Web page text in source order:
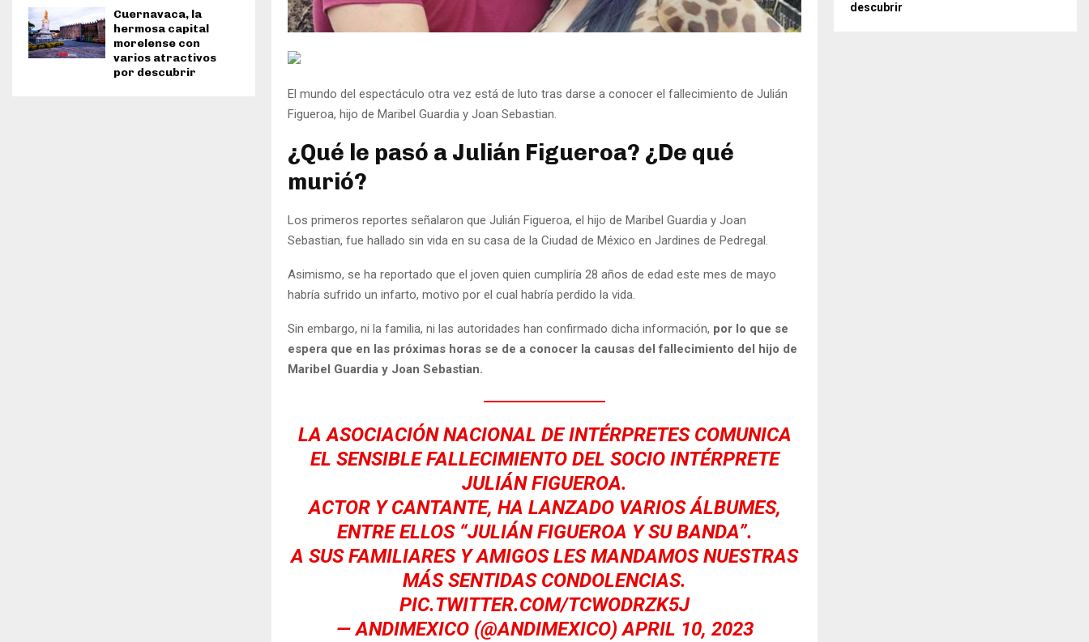
El mundo del espectáculo otra vez está de luto tras darse a conocer el fallecimiento de Julián
Figueroa, hijo de Maribel Guardia y Joan Sebastian.
¿Qué le pasó a Julián Figueroa? ¿De qué
murió?
Los primeros reportes señalaron que Julián Figueroa, el hijo de Maribel Guardia y Joan
Sebastian, fue hallado sin vida en su casa de la Ciudad de México en Jardines de Pedregal.
Asimismo, se ha reportado que el joven quien cumpliría 28 años de edad este mes de mayo
habría sufrido un infarto, motivo por el cual habría perdido la vida.
Sin embargo, ni la familia, ni las autoridades han confirmado dicha información, por lo que se
espera que en las próximas horas se de a conocer la causas del fallecimiento del hijo de
Maribel Guardia y Joan Sebastian.
LA ASOCIACIÓN NACIONAL DE INTÉRPRETES COMUNICA
EL SENSIBLE FALLECIMIENTO DEL SOCIO INTÉRPRETE
JULIÁN FIGUEROA.
ACTOR Y CANTANTE, HA LANZADO VARIOS ÁLBUMES,
ENTRE ELLOS “JULIÁN FIGUEROA Y SU BANDA”.
A SUS FAMILIARES Y AMIGOS LES MANDAMOS NUESTRAS
MÁS SENTIDAS CONDOLENCIAS.
PIC.TWITTER.COM/TCWODRZK5J
— ANDIMEXICO (@ANDIMEXICO)APRIL 10, 2023
Cuernavaca, la
hermosa capital
morelense con
varios atractivos
por descubrir
descubrir